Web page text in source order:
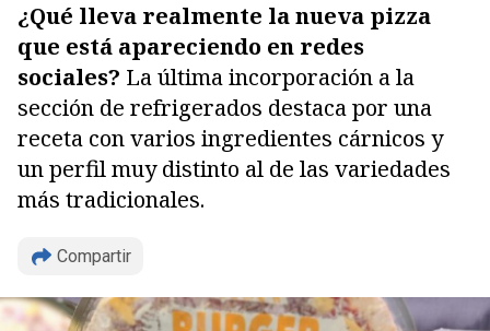
¿Qué lleva realmente la nueva pizza
que está apareciendo en redes
sociales? La última incorporación a la
sección de refrigerados destaca por una
receta con varios ingredientes cárnicos y
un perfil muy distinto al de las variedades
más tradicionales.
Compartir